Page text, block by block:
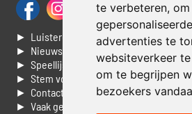
te verbeteren, om
advertenties te
websiteverkeer
om te begrijpen
bezoekers
► Luisteren naar Jouwradio
► Nieuws
► Speellijst
► Stem voor de Dag top 3
► Contacteer ons
► Vaak gestelde vragen